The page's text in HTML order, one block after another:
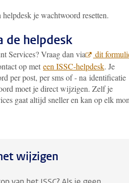
je wachtwoord resetten.
de helpdesk
Services? Vraag dan via
dit
op met een ISSC-helpdesk. Je
per post, per sms of - na identificatie
moet je direct wijzigen. Zelf je
gaat altijd sneller en kan op elk
wijzigen